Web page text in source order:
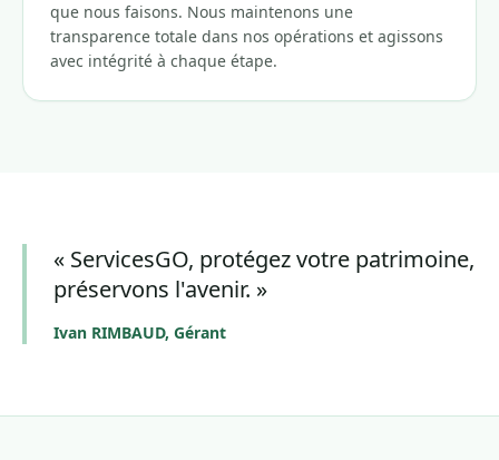
que nous faisons. Nous maintenons une
transparence totale dans nos opérations et agissons
avec intégrité à chaque étape.
« ServicesGO, protégez votre patrimoine,
préservons l'avenir. »
Ivan RIMBAUD, Gérant